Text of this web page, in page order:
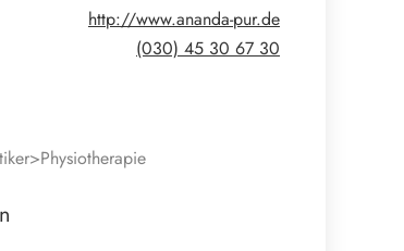
http://www.ananda-pur.de
(030) 45 30 67 30